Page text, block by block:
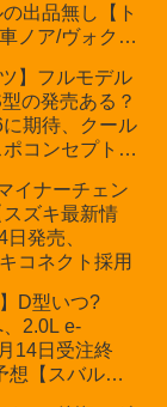
出品無し【ト
ノア/ヴォクシ
」、デリカ
ーSUVミニバ
】フルモデル
の発売ある？
期待、クール
コンセプト
報】特別仕様
」終了
イナーチェン
ズキ最新情
発売、
コネクト採用
D型いつ?
2.0L e-
14日受注終
想【スバル最